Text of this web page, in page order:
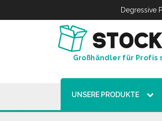
Degressive
Großhändler für Profis
UNSERE PRODUKTE